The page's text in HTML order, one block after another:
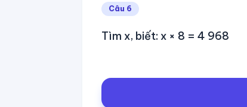
Câu 6
Tìm x, biết: x × 8 = 4 968